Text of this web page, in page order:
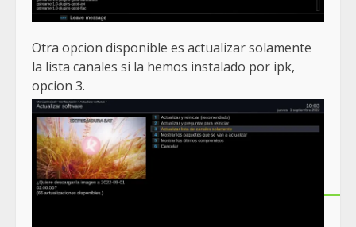
Otra opcion disponible es actualizar solamente
la lista canales si la hemos instalado por ipk,
opcion 3.